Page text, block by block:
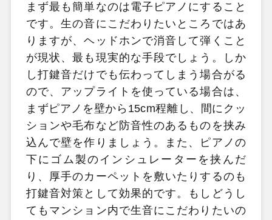
まず最も簡単なのは電子ピアノにすること
です。生の音にこだわりたいところではあ
りますが、ヘッドホンで消音して弾くこと
が現状、最も現実的な手段でしょう。しか
し打鍵音だけでも伝わってしまう場合がる
ので、アップライトを使っている場合は、
まずピアノを壁から15cm程離し、間にクッ
ションや毛布など防音性のあるものを挟み
込んで壁を作りましょう。また、ピアノの
下にゴム製のインシュレーターを挟んだ
り、厚手のカーペットを敷いたりするのも
打鍵音対策として効果的です。もしどうし
てもマンション内で生音にこだわりたいの